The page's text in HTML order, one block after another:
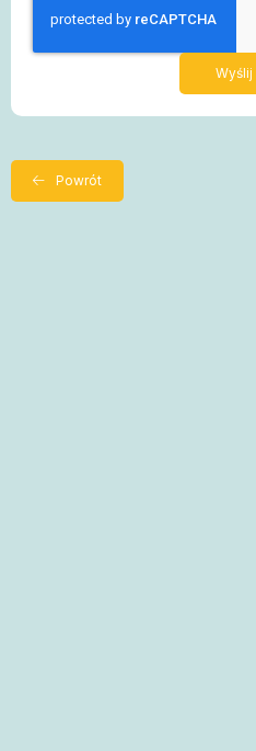
Wyślij
Powrót